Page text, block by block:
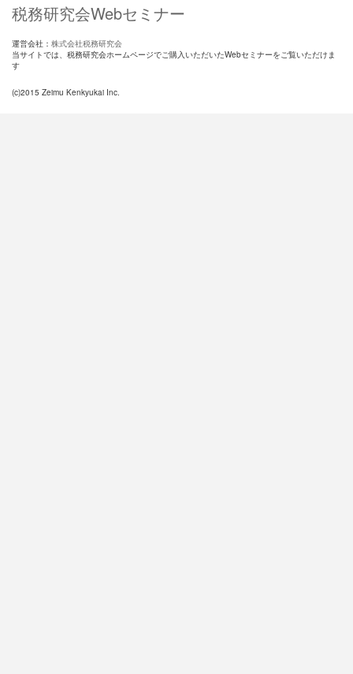
税務研究会Webセミナー
運営会社： 株式会社税務研究会
当サイトでは、税務研究会ホームページでご購入いただいたWebセミナーをご覧いただけま
す
(c)2015 Zeimu Kenkyukai Inc.